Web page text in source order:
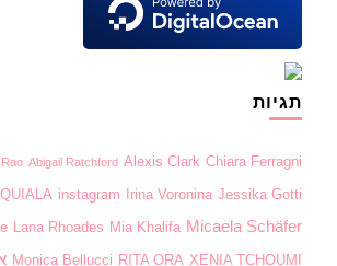
תגיות
Abigail Ratchford Alexis Clark Chiara Ferragni
instagram Irina Voronina Jessika Gotti
Lana Rhoades Mia Khalifa Micaela Schäfer
Monica Bellucci RITA ORA XENIA TCHOUMI